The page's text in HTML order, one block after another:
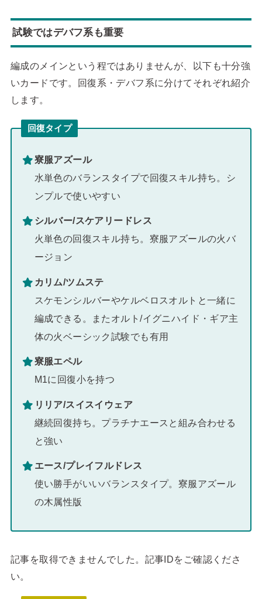
試験ではデバフ系も重要
編成のメインという程ではありませんが、以下も十分強
いカードです。回復系・デバフ系に分けてそれぞれ紹介
します。
回復タイプ
寮服アズール
水単色のバランスタイプで回復スキル持ち。シ
ンプルで使いやすい
シルバー/スケアリードレス
火単色の回復スキル持ち。寮服アズールの火バ
ージョン
カリム/ツムステ
スケモンシルバーやケルベロスオルトと一緒に
編成できる。またオルト/イグニハイド・ギア主
体の火ベーシック試験でも有用
寮服エペル
M1に回復小を持つ
リリア/スイスイウェア
継続回復持ち。プラチナエースと組み合わせる
と強い
エース/プレイフルドレス
使い勝手がいいバランスタイプ。寮服アズール
の木属性版
記事を取得できませんでした。記事IDをご確認くださ
い。